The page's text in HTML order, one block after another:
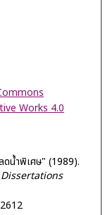
Works 4.0
น้ำพิเศษ" (1989).